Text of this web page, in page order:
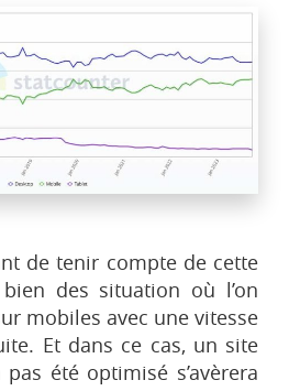
de tenir compte de cette
des situation où l’on
mobiles avec une vitesse
Et dans ce cas, un site
été optimisé s’avèrera